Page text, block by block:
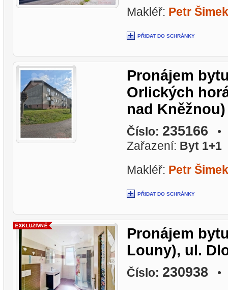
Makléř: Petr Šimek
PŘIDAT DO SCHRÁNKY
Pronájem
Orlických
nad Kněžnou)
Číslo: 235166 •
Zařazení: Byt 1+1
Makléř: Petr Šimek
PŘIDAT DO SCHRÁNKY
Pronájem
Louny), ul.
Číslo: 230938 •